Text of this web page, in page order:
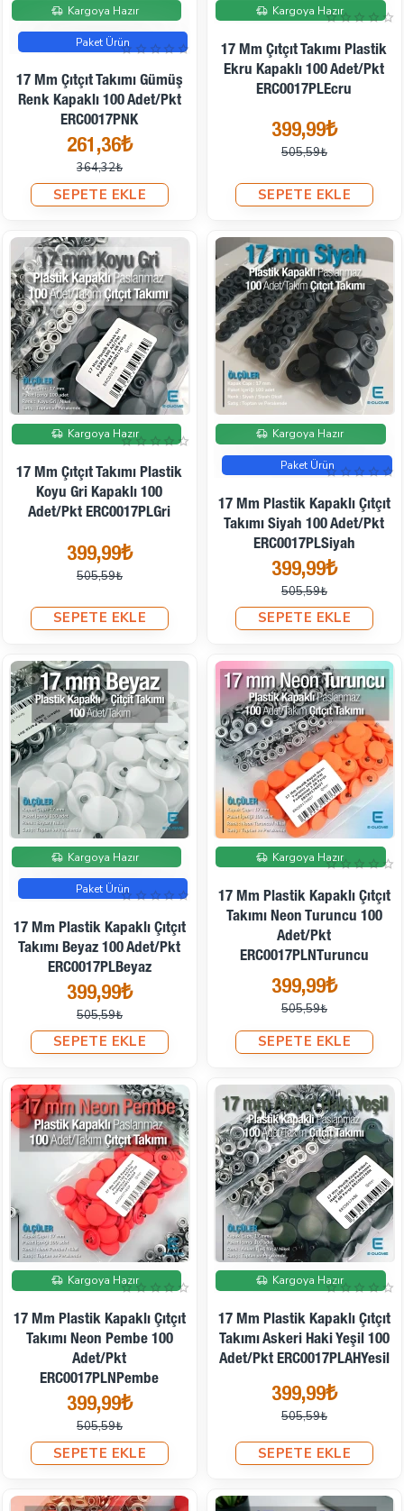
İndirimde
Kargoya Hazır
Paket Ürün
17 Mm Çıtçıt Takımı Gümüş
Renk Kapaklı 100 Adet/pkt
ERC0017PNK
261,36₺
364,32₺
SEPETE EKLE
İndirimde
Kargoya Hazır
17 Mm Çıtçıt Takımı Plastik
Ekru Kapaklı 100 Adet/pkt
ERC0017PLEcru
399,99₺
505,59₺
SEPETE EKLE
İndirimde
Kargoya Hazır
17 Mm Çıtçıt Takımı Plastik
Koyu Gri Kapaklı 100
Adet/pkt ERC0017PLGri
399,99₺
505,59₺
SEPETE EKLE
İndirimde
Kargoya Hazır
Paket Ürün
17 Mm Plastik Kapaklı Çıtçıt
Takımı Siyah 100 Adet/pkt
ERC0017PLSiyah
399,99₺
505,59₺
SEPETE EKLE
İndirimde
Kargoya Hazır
Paket Ürün
17 Mm Plastik Kapaklı Çıtçıt
Takımı Beyaz 100 Adet/pkt
ERC0017PLBeyaz
399,99₺
505,59₺
SEPETE EKLE
İndirimde
Kargoya Hazır
17 Mm Plastik Kapaklı Çıtçıt
Takımı Neon Turuncu 100
Adet/pkt
ERC0017PLNTuruncu
399,99₺
505,59₺
SEPETE EKLE
İndirimde
Kargoya Hazır
17 Mm Plastik Kapaklı Çıtçıt
Takımı Neon Pembe 100
Adet/pkt
ERC0017PLNPembe
399,99₺
505,59₺
SEPETE EKLE
İndirimde
Kargoya Hazır
17 Mm Plastik Kapaklı Çıtçıt
Takımı Askeri Haki Yeşil 100
Adet/pkt ERC0017PLAHYesil
399,99₺
505,59₺
SEPETE EKLE